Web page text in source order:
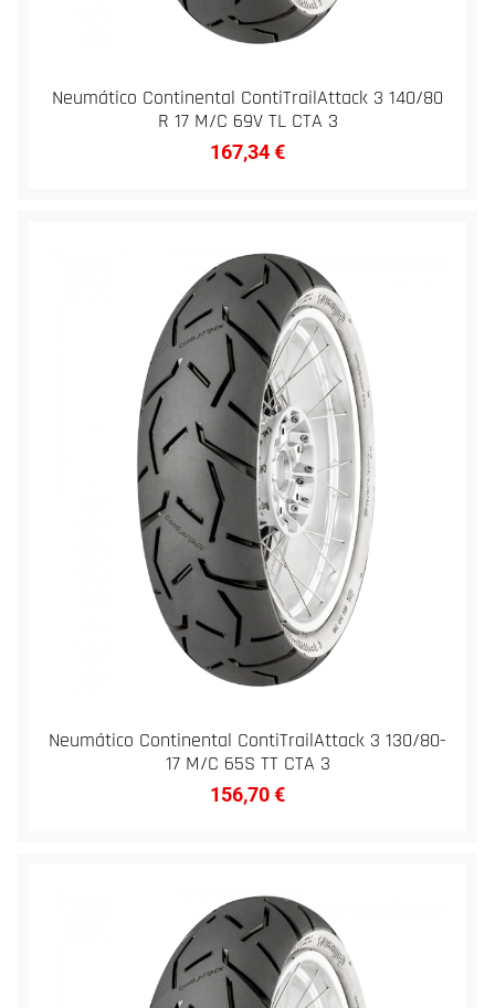
Neumático Continental ContiTrailAttack 3 140/80
R 17 M/C 69V TL CTA 3
167,34€
Neumático Continental ContiTrailAttack 3 130/80-
17 M/C 65S TT CTA 3
156,70€